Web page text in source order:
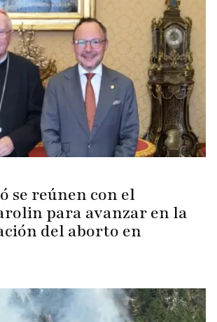
se reúnen con el
para avanzar en la
del aborto en